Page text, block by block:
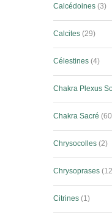
Calcédoines 3
Calcites 29
Célestines 4
Chakra Plexus
Chakra Sacré 60
Chrysocolles 2
Chrysoprases 12
Citrines 1